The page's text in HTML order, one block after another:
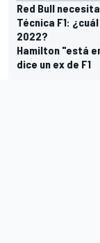
Red Bull
Técnica F1:
2022?
Hamilton "está
dice un ex de F1